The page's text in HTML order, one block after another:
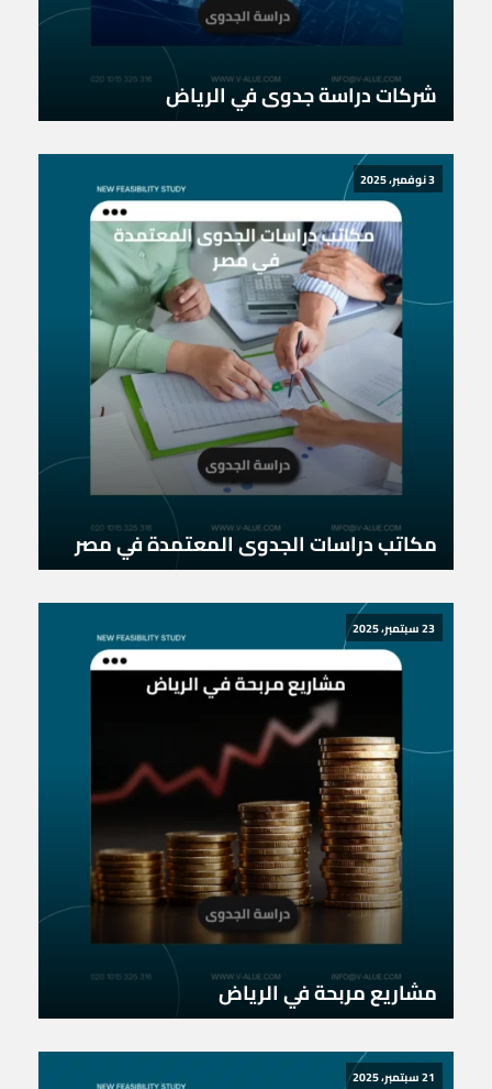
شركات دراسة جدوى في الرياض
3 نوفمبر، 2025
مكاتب دراسات الجدوى المعتمدة في مصر
23 سبتمبر، 2025
مشاريع مربحة في الرياض
21 سبتمبر، 2025